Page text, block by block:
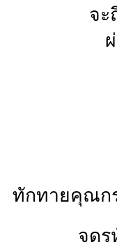
จะ
ทักทายคุณก
จดร